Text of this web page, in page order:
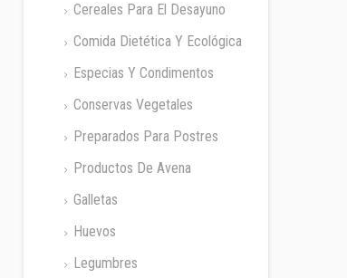
Cereales Para El Desayuno
Comida Dietética Y Ecológica
Especias Y Condimentos
Conservas Vegetales
Preparados Para Postres
Productos De Avena
Galletas
Huevos
Legumbres